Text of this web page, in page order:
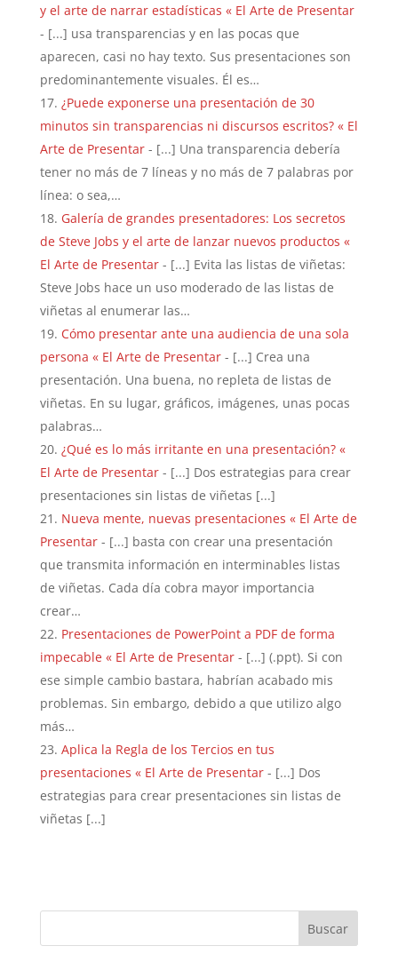
y el arte de narrar estadísticas « El Arte de Presentar
- [...] usa transparencias y en las pocas que
aparecen, casi no hay texto. Sus presentaciones son
predominantemente visuales. Él es…
¿Puede exponerse una presentación de 30
minutos sin transparencias ni discursos escritos? « El
Arte de Presentar- [...] Una transparencia debería
tener no más de 7 líneas y no más de 7 palabras por
línea: o sea,…
Galería de grandes presentadores: Los secretos
de Steve Jobs y el arte de lanzar nuevos productos «
El Arte de Presentar- [...] Evita las listas de viñetas:
Steve Jobs hace un uso moderado de las listas de
viñetas al enumerar las…
Cómo presentar ante una audiencia de una sola
persona « El Arte de Presentar- [...] Crea una
presentación. Una buena, no repleta de listas de
viñetas. En su lugar, gráficos, imágenes, unas pocas
palabras…
¿Qué es lo más irritante en una presentación? «
El Arte de Presentar- [...] Dos estrategias para crear
presentaciones sin listas de viñetas [...]
Nueva mente, nuevas presentaciones « El Arte de
Presentar- [...] basta con crear una presentación
que transmita información en interminables listas
de viñetas. Cada día cobra mayor importancia
crear…
Presentaciones de PowerPoint a PDF de forma
impecable « El Arte de Presentar- [...] (.ppt). Si con
ese simple cambio bastara, habrían acabado mis
problemas. Sin embargo, debido a que utilizo algo
más…
Aplica la Regla de los Tercios en tus
presentaciones « El Arte de Presentar- [...] Dos
estrategias para crear presentaciones sin listas de
viñetas [...]